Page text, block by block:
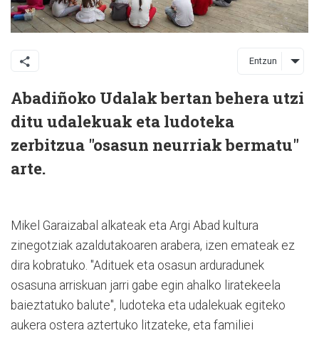
Entzun
Abadiñoko Udalak bertan behera utzi
ditu udalekuak eta ludoteka
zerbitzua "osasun neurriak bermatu"
arte.
Mikel Garaizabal alkateak eta Argi Abad kultura
zinegotziak azaldutakoaren arabera, izen emateak ez
dira kobratuko. "Adituek eta osasun arduradunek
osasuna arriskuan jarri gabe egin ahalko liratekeela
baieztatuko balute", ludoteka eta udalekuak egiteko
aukera ostera aztertuko litzateke, eta familiei